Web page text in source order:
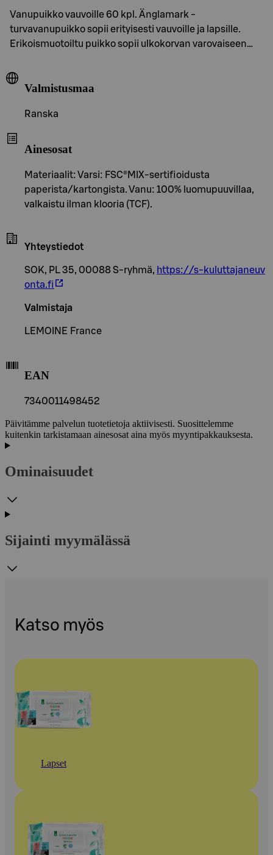
Vanupuikko vauvoille 60 kpl. Änglamark -
turvavanupuikko sopii erityisesti vauvoille ja lapsille.
Erikoismuotoiltu puikko sopii ulkokorvan varovaiseen…
Valmistusmaa
Ranska
Ainesosat
Materiaalit: Varsi: FSC®MIX-sertifioidusta
paperista/kartongista. Vanu: 100% luomupuuvillaa,
valkaistu ilman klooria (TCF).
Yhteystiedot
SOK, PL 35, 00088 S-ryhmä, https://s-kuluttajaneuv
onta.fi
Valmistaja
LEMOINE France
EAN
7340011498452
Päivitämme palvelun tuotetietoja aktiivisesti. Suosittelemme
kuitenkin tarkistamaan ainesosat aina myös myyntipakkauksesta.
Ominaisuudet
Sijainti myymälässä
Katso myös
Lapset